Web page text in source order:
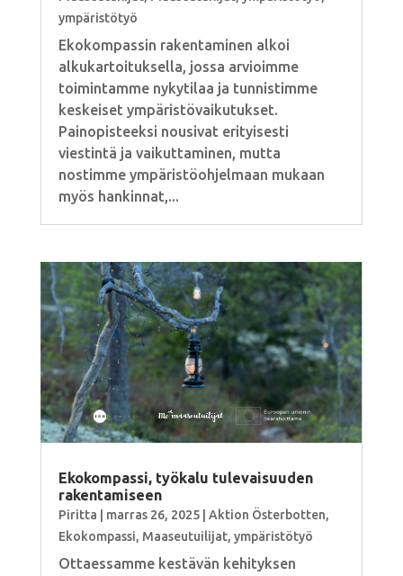
ympäristötyö
Ekokompassin rakentaminen alkoi
alkukartoituksella, jossa arvioimme
toimintamme nykytilaa ja tunnistimme
keskeiset ympäristövaikutukset.
Painopisteeksi nousivat erityisesti
viestintä ja vaikuttaminen, mutta
nostimme ympäristöohjelmaan mukaan
myös hankinnat,...
Ekokompassi, työkalu tulevaisuuden
rakentamiseen
Piritta marras 26, 2025| Aktion Österbotten,
Ekokompassi, Maaseutuilijat, ympäristötyö
Ottaessamme kestävän kehityksen